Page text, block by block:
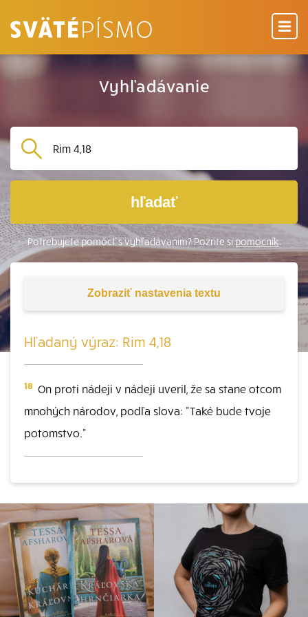
Vyhľadávanie
hľadať
Potrebujete pomôcť s vyhľadávaním? Pozrite sipomocník.
Zobraziť nastavenia textu
Hľadaný výraz: Rim 4,18
18 On proti nádeji v nádeji uveril, že sa stane otcom
mnohých národov, podľa slova: "Také bude tvoje
potomstvo."